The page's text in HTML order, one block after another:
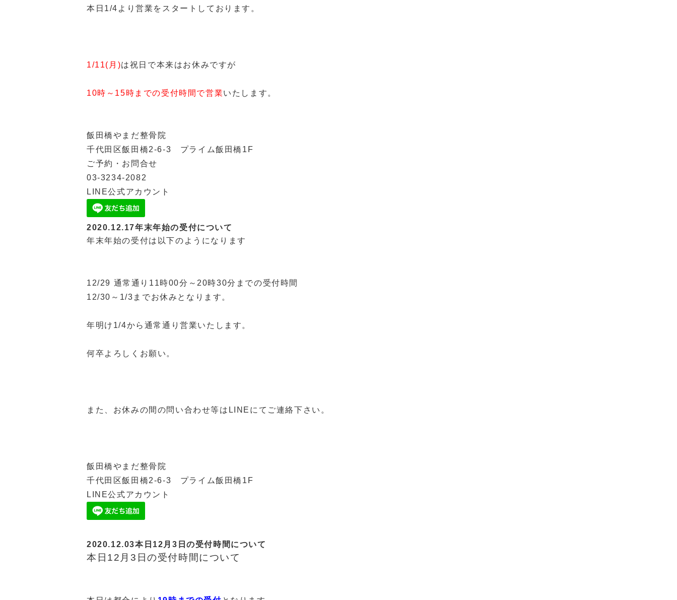
本日1/4より営業をスタートしております。
1/11(月)は祝日で本来はお休みですが
10時～15時までの受付時間で営業いたします。
飯田橋やまだ整骨院
千代田区飯田橋2-6-3 プライム飯田橋1F
ご予約・お問合せ
03-3234-2082
LINE公式アカウント
2020.12.17年末年始の受付について
年末年始の受付は以下のようになります
12/29 通常通り11時00分～20時30分までの受付時間
12/30～1/3までお休みとなります。
年明け1/4から通常通り営業いたします。
何卒よろしくお願い。
また、お休みの間の問い合わせ等はLINEにてご連絡下さい。
飯田橋やまだ整骨院
千代田区飯田橋2-6-3 プライム飯田橋1F
LINE公式アカウント
2020.12.03本日12月3日の受付時間について
本日12月3日の受付時間について